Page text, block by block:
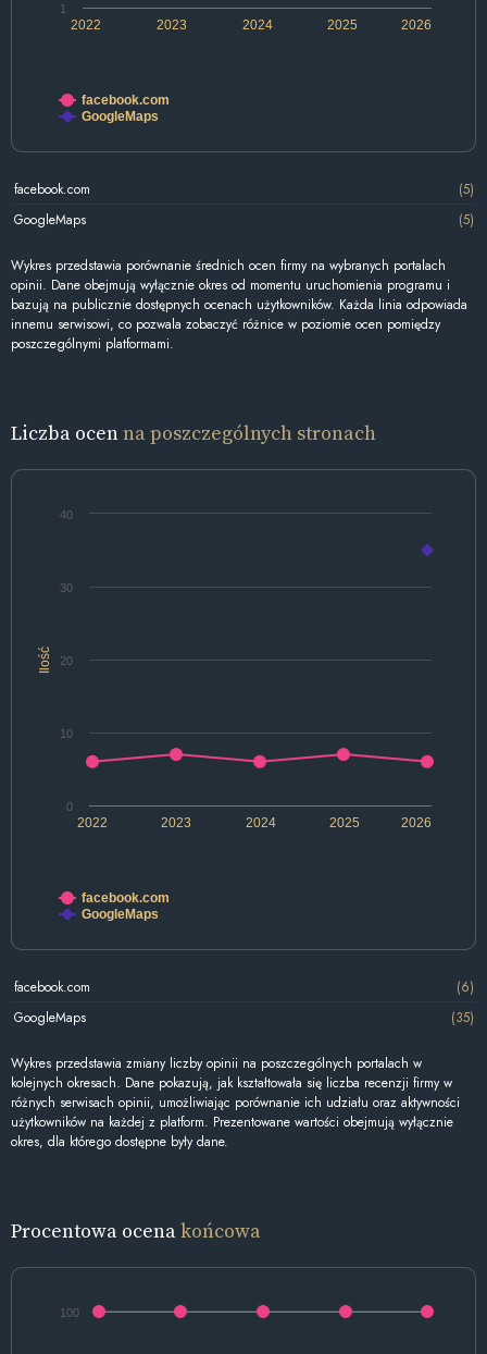
2022 2024 2026
2023 2025
1
facebook.com
GoogleMaps
facebook.com
(5)
GoogleMaps
(5)
Wykres przedstawia porównanie średnich ocen firmy na wybranych portalach
opinii. Dane obejmują wyłącznie okres od momentu uruchomienia programu i
bazują na publicznie dostępnych ocenach użytkowników. Każda linia odpowiada
innemu serwisowi, co pozwala zobaczyć różnice w poziomie ocen pomiędzy
poszczególnymi platformami.
Liczba ocenna poszczególnych stronach
Ilość
2022 2024 2026
2023 2025
0
10
20
30
40
facebook.com
GoogleMaps
facebook.com
(6)
GoogleMaps
(35)
Wykres przedstawia zmiany liczby opinii na poszczególnych portalach w
kolejnych okresach. Dane pokazują, jak kształtowała się liczba recenzji firmy w
różnych serwisach opinii, umożliwiając porównanie ich udziału oraz aktywności
użytkowników na każdej z platform. Prezentowane wartości obejmują wyłącznie
okres, dla którego dostępne były dane.
Procentowa ocenakońcowa
100